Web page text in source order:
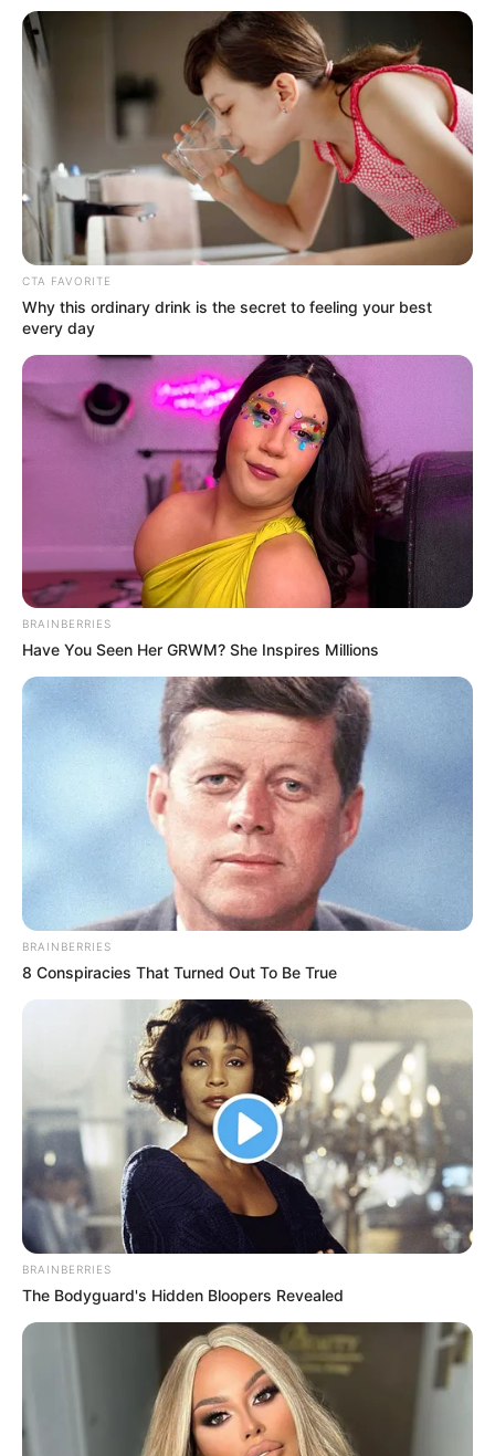
CTA FAVORITE
Why this ordinary drink is the secret to feeling your best
every day
BRAINBERRIES
Have You Seen Her GRWM? She Inspires Millions
BRAINBERRIES
8 Conspiracies That Turned Out To Be True
BRAINBERRIES
The Bodyguard's Hidden Bloopers Revealed